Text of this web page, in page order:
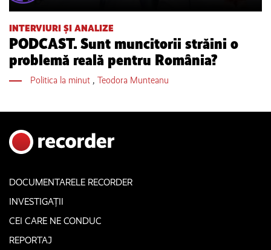
INTERVIURI ȘI ANALIZE
PODCAST. Sunt muncitorii străini o
problemă reală pentru România?
Politica la minut , Teodora Munteanu
DOCUMENTARELE RECORDER
INVESTIGAȚII
CEI CARE NE CONDUC
REPORTAJ